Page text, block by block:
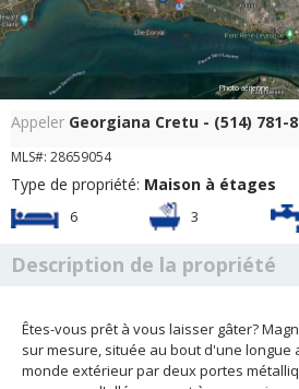
Photo aérienne
Appeler Georgiana Cretu - (514) 781-
MLS#: 28659054
Type de propriété: Maison à étages
6 3
Description de la propriété
Êtes-vous prêt à vous laisser gâter?
sur mesure, située au bout d'une longue
monde extérieur par deux portes